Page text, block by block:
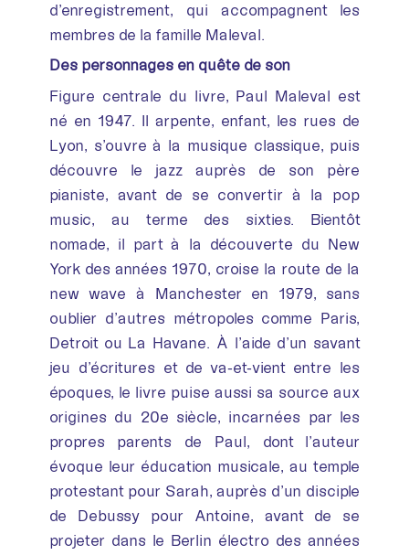
d’enregistrement, qui accompagnent les
membres de la famille Maleval.
Des personnages en quête de son
Figure centrale du livre, Paul Maleval est
né en 1947. Il arpente, enfant, les rues de
Lyon, s’ouvre à la musique classique, puis
découvre le jazz auprès de son père
pianiste, avant de se convertir à la pop
music, au terme des sixties. Bientôt
nomade, il part à la découverte du New
York des années 1970, croise la route de la
new wave à Manchester en 1979, sans
oublier d’autres métropoles comme Paris,
Detroit ou La Havane. À l’aide d’un savant
jeu d’écritures et de va-et-vient entre les
époques, le livre puise aussi sa source aux
origines du 20e siècle, incarnées par les
propres parents de Paul, dont l’auteur
évoque leur éducation musicale, au temple
protestant pour Sarah, auprès d’un disciple
de Debussy pour Antoine, avant de se
projeter dans le Berlin électro des années